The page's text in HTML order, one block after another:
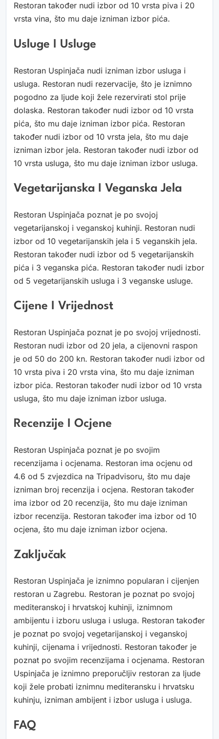
Restoran također nudi izbor od 10 vrsta piva i 20
vrsta vina, što mu daje izniman izbor pića.
Usluge I Usluge
Restoran Uspinjača nudi izniman izbor usluga i
usluga. Restoran nudi rezervacije, što je iznimno
pogodno za ljude koji žele rezervirati stol prije
dolaska. Restoran također nudi izbor od 10 vrsta
pića, što mu daje izniman izbor pića. Restoran
također nudi izbor od 10 vrsta jela, što mu daje
izniman izbor jela. Restoran također nudi izbor od
10 vrsta usluga, što mu daje izniman izbor usluga.
Vegetarijanska I Veganska Jela
Restoran Uspinjača poznat je po svojoj
vegetarijanskoj i veganskoj kuhinji. Restoran nudi
izbor od 10 vegetarijanskih jela i 5 veganskih jela.
Restoran također nudi izbor od 5 vegetarijanskih
pića i 3 veganska pića. Restoran također nudi izbor
od 5 vegetarijanskih usluga i 3 veganske usluge.
Cijene I Vrijednost
Restoran Uspinjača poznat je po svojoj vrijednosti.
Restoran nudi izbor od 20 jela, a cijenovni raspon
je od 50 do 200 kn. Restoran također nudi izbor od
10 vrsta piva i 20 vrsta vina, što mu daje izniman
izbor pića. Restoran također nudi izbor od 10 vrsta
usluga, što mu daje izniman izbor usluga.
Recenzije I Ocjene
Restoran Uspinjača poznat je po svojim
recenzijama i ocjenama. Restoran ima ocjenu od
4.6 od 5 zvjezdica na Tripadvisoru, što mu daje
izniman broj recenzija i ocjena. Restoran također
ima izbor od 20 recenzija, što mu daje izniman
izbor recenzija. Restoran također ima izbor od 10
ocjena, što mu daje izniman izbor ocjena.
Zaključak
Restoran Uspinjača je iznimno popularan i cijenjen
restoran u Zagrebu. Restoran je poznat po svojoj
mediteranskoj i hrvatskoj kuhinji, iznimnom
ambijentu i izboru usluga i usluga. Restoran također
je poznat po svojoj vegetarijanskoj i veganskoj
kuhinji, cijenama i vrijednosti. Restoran također je
poznat po svojim recenzijama i ocjenama. Restoran
Uspinjača je iznimno preporučljiv restoran za ljude
koji žele probati iznimnu mediteransku i hrvatsku
kuhinju, izniman ambijent i izbor usluga i usluga.
FAQ